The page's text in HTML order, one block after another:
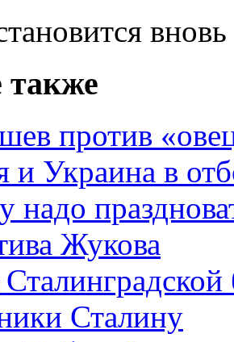
также
против
и Украина в
надо
Жукова
Сталину